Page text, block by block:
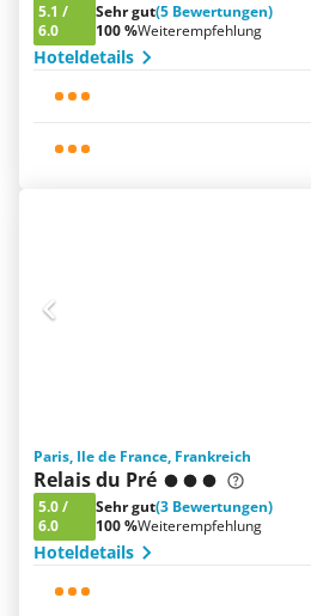
5.1 /
6.0
Sehr gut(5 Bewertungen)
100 %Weiterempfehlung
Hoteldetails
Paris, Ile de France, Frankreich
Relais du Pré
5.0/
6.0
Sehr gut(3 Bewertungen)
100 %Weiterempfehlung
Hoteldetails